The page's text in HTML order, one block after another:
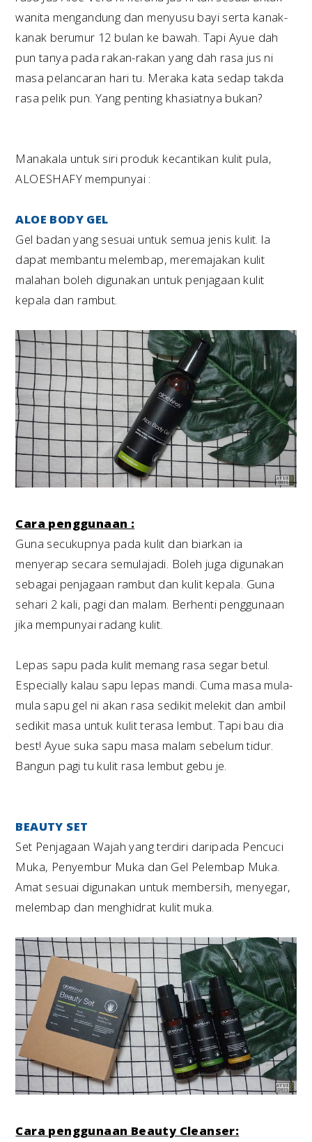
wanita mengandung dan menyusu bayi serta kanak-
kanak berumur 12 bulan ke bawah. Tapi Ayue dah
pun tanya pada rakan-rakan yang dah rasa jus ni
masa pelancaran hari tu. Meraka kata sedap takda
rasa pelik pun. Yang penting khasiatnya bukan?
Manakala untuk siri produk kecantikan kulit pula,
ALOESHAFY mempunyai :
ALOE BODY GEL
Gel badan yang sesuai untuk semua jenis kulit. la
dapat membantu melembap, meremajakan kulit
malahan boleh digunakan untuk penjagaan kulit
kepala dan rambut.
Cara penggunaan :
Guna secukupnya pada kulit dan biarkan ia
menyerap secara semulajadi. Boleh juga digunakan
sebagai penjagaan rambut dan kulit kepala. Guna
sehari 2 kali, pagi dan malam. Berhenti penggunaan
jika mempunyai radang kulit.
Lepas sapu pada kulit memang rasa segar betul.
Especially kalau sapu lepas mandi. Cuma masa mula-
mula sapu gel ni akan rasa sedikit melekit dan ambil
sedikit masa untuk kulit terasa lembut. Tapi bau dia
best! Ayue suka sapu masa malam sebelum tidur.
Bangun pagi tu kulit rasa lembut gebu je.
BEAUTY SET
Set Penjagaan Wajah yang terdiri daripada Pencuci
Muka, Penyembur Muka dan Gel Pelembap Muka.
Amat sesuai digunakan untuk membersih, menyegar,
melembap dan menghidrat kulit muka.
Cara penggunaan Beauty Cleanser: